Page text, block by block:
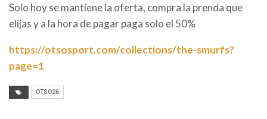
Solo hoy se mantiene la oferta, compra la prenda que
elijas y a la hora de pagar paga solo el 50%
https://otsosport.com/collections/the-smurfs?
page=1
OTSO26